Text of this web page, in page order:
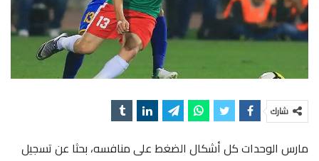
شارك
مارس الوحدات كل أشكال الضغط على منافسه، بحثا عن تسجيل